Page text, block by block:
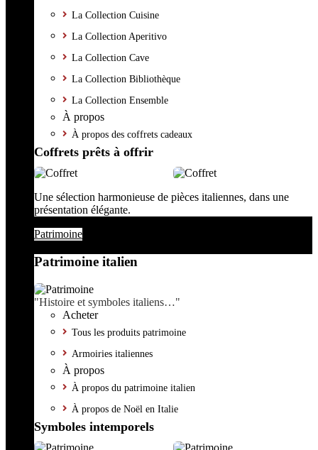
La Collection Cuisine
La Collection Aperitivo
La Collection Cave
La Collection Bibliothèque
La Collection Ensemble
À propos
À propos des coffrets cadeaux
Coffrets prêts à offrir
Une sélection harmonieuse de pièces italiennes, dans une
présentation élégante.
Patrimoine
Patrimoine italien
"Histoire et symboles italiens…"
Acheter
Tous les produits patrimoine
Armoiries italiennes
À propos
À propos du patrimoine italien
À propos de Noël en Italie
Symboles intemporels